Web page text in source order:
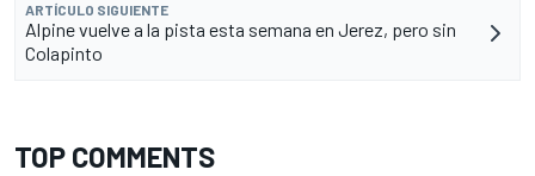
ARTÍCULO SIGUIENTE
Alpine vuelve a la pista esta semana en Jerez, pero sin
Colapinto
TOP COMMENTS